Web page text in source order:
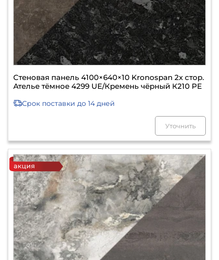
Стеновая панель 4100×640×10 Kronospan 2х стор.
Ателье тёмное 4299 UE/Кремень чёрный К210 РЕ
Срок поставки до 14 дней
Уточнить